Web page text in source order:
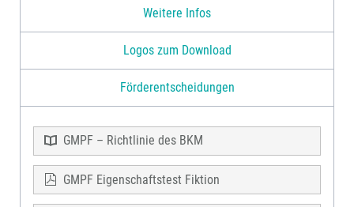
Weitere Infos
Logos zum Download
Förderentscheidungen
GMPF – Richtlinie des BKM
GMPF Eigenschaftstest Fiktion